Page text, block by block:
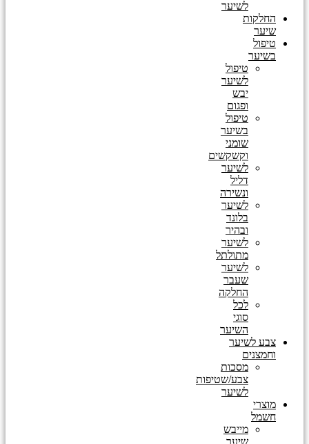
לשיער
החלקות
שיער
טיפול
בשיער
טיפול
לשיער
יבש
ופגום
טיפול
בשיער
שומני
וקשקשים
לשיער
דליל
ונשירה
לשיער
בלונד
ובהיר
לשיער
מתולתל
לשיער
שעבר
החלקה
לכל
סוגי
השיער
צבע לשיער
וחמצנים
מסכות
צבע/שטיפות
לשיער
מוצרי
חשמל
מייבש
שיער